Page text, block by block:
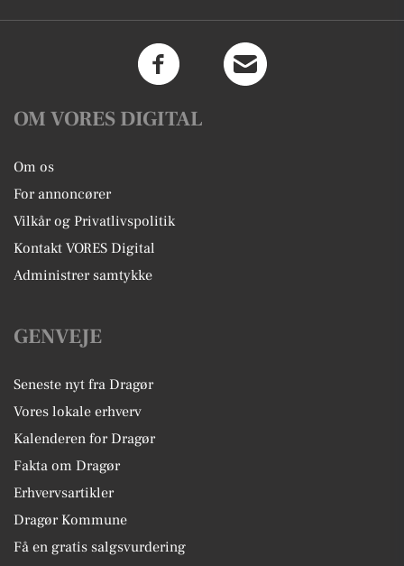
OM VORES DIGITAL
Om os
For annoncører
Vilkår og Privatlivspolitik
Kontakt VORES Digital
Administrer samtykke
GENVEJE
Seneste nyt fra Dragør
Vores lokale erhverv
Kalenderen for Dragør
Fakta om Dragør
Erhvervsartikler
Dragør Kommune
Få en gratis salgsvurdering